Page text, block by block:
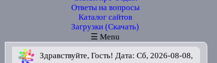
Ответы на вопросы
Каталог сайтов
Загрузки (Скачать)
☰ Menu
Здравствуйте, Гость! Дата: Сб, 2026-08-08,